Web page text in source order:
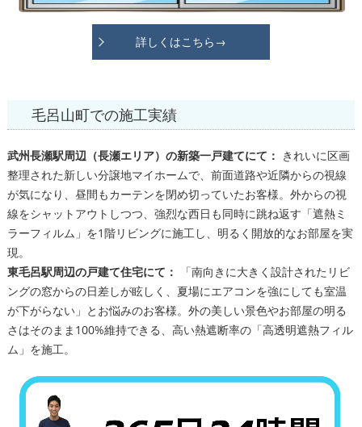
詳しくはこちら→
毛呂山町での施工実績
武州長瀬駅周辺（長瀬エリア）の新築一戸建てにて： きれいに区画
整理された新しい分譲地マイホームで、前面道路や近隣からの視線
が気になり、昼間もカーテンを閉め切っていたお客様。外からの視
線をシャットアウトしつつ、強烈な西日も同時に跳ね返す「遮熱ミ
ラーフィルム」を1階リビングに施工し、明るく開放的なお部屋を実
現。
東毛呂駅周辺の戸建て住宅にて：
「南向きに大きく設計されたリビ
ングの窓からの日差しが眩しく、夏場にエアコンを強にしても室温
が下がらない」とお悩みのお客様。外の美しい景色やお部屋の明る
さはそのまま100%維持できる、高い熱遮断率の「高透明遮熱フィル
ム」を施工。